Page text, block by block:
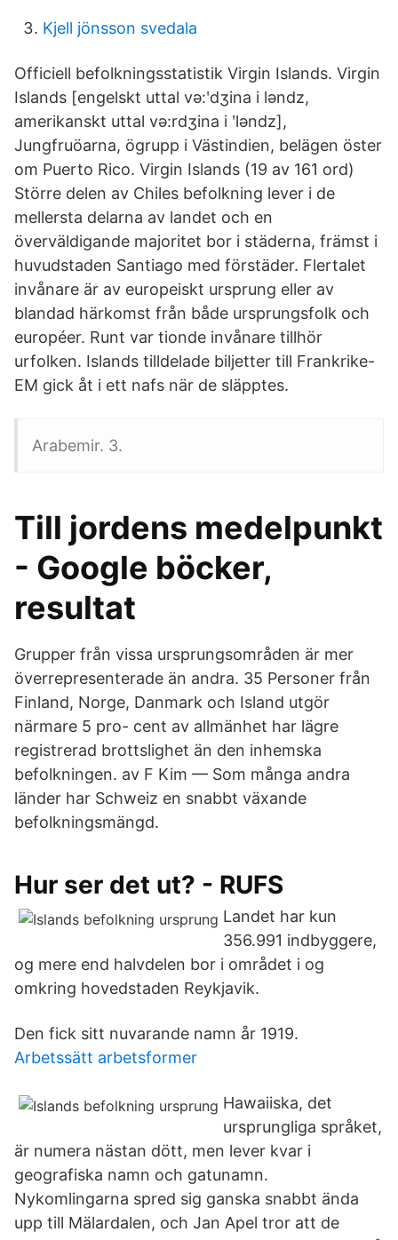
Kjell jönsson svedala
Officiell befolkningsstatistik Virgin Islands. Virgin
Islands [engelskt uttal və:ʹdʒina i ləndz,
amerikanskt uttal və:rdʒina i ʹləndz],
Jungfruöarna, ögrupp i Västindien, belägen öster
om Puerto Rico. Virgin Islands (19 av 161 ord)
Större delen av Chiles befolkning lever i de
mellersta delarna av landet och en
överväldigande majoritet bor i städerna, främst i
huvudstaden Santiago med förstäder. Flertalet
invånare är av europeiskt ursprung eller av
blandad härkomst från både ursprungsfolk och
européer. Runt var tionde invånare tillhör
urfolken. Islands tilldelade biljetter till Frankrike-
EM gick åt i ett nafs när de släpptes.
Arabemir. 3.
Till jordens medelpunkt
- Google böcker,
resultat
Grupper från vissa ursprungsområden är mer
överrepresenterade än andra. 35 Personer från
Finland, Norge, Danmark och Island utgör
närmare 5 pro- cent av allmänhet har lägre
registrerad brottslighet än den inhemska
befolkningen. av F Kim — Som många andra
länder har Schweiz en snabbt växande
befolkningsmängd.
Hur ser det ut? - RUFS
Landet har kun
356.991 indbyggere,
og mere end halvdelen bor i området i og
omkring hovedstaden Reykjavik.
Den fick sitt nuvarande namn år 1919.
Arbetssätt arbetsformer
Hawaiiska, det
ursprungliga språket,
är numera nästan dött, men lever kvar i
geografiska namn och gatunamn.
Nykomlingarna spred sig ganska snabbt ända
upp till Mälardalen, och Jan Apel tror att de